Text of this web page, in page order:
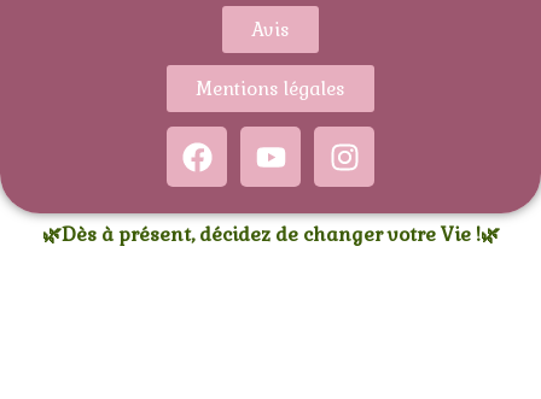
Avis
Mentions légales
🌿Dès à présent, décidez de changer votre Vie !🌿